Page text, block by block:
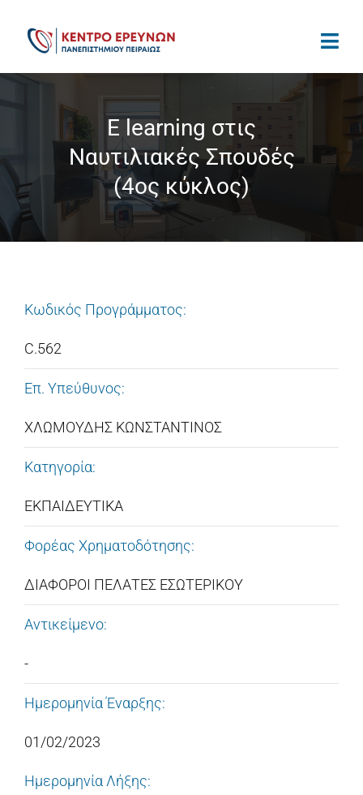
περιεχόμενο
E learning στις
Ναυτιλιακές Σπουδές
(4ος κύκλος)
Κωδικός Προγράμματος:
C.562
Επ. Υπεύθυνος:
ΧΛΩΜΟΥΔΗΣ ΚΩΝΣΤΑΝΤΙΝΟΣ
Κατηγορία:
ΕΚΠΑΙΔΕΥΤΙΚΑ
Φορέας Χρηματοδότησης:
ΔΙΑΦΟΡΟΙ ΠΕΛΑΤΕΣ ΕΣΩΤΕΡΙΚΟΥ
Αντικείμενο:
-
Ημερομηνία Έναρξης:
01/02/2023
Ημερομηνία Λήξης: